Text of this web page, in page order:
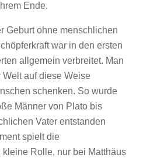
Ende.
Geburt ohne menschlichen
war in den ersten
allgemein verbreitet. Man
Welt auf diese Weise
schenken. So wurde
Männer von Plato bis
Vater entstanden
spielt die
Rolle, nur bei Matthäus